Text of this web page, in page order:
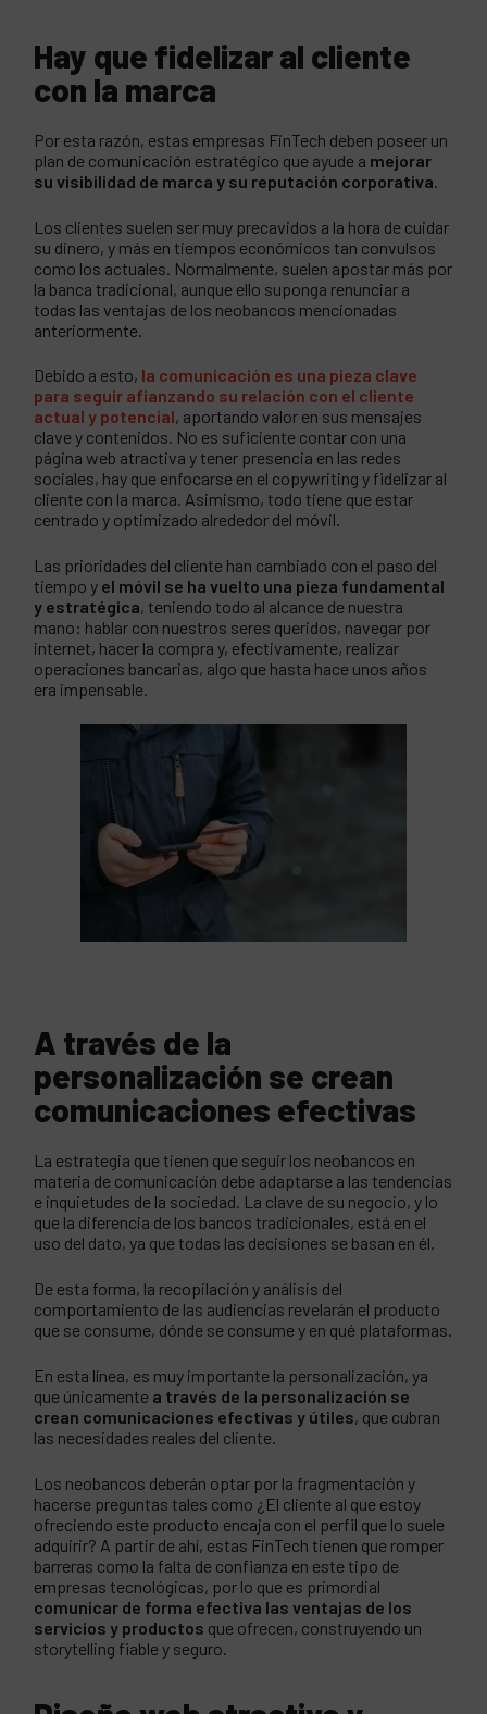
Hay que fidelizar al cliente
con la marca
Por esta razón, estas empresas FinTech deben poseer un
plan de comunicación estratégico que ayude a mejorar
su visibilidad de marca y su reputación corporativa.
Los clientes suelen ser muy precavidos a la hora de cuidar
su dinero, y más en tiempos económicos tan convulsos
como los actuales. Normalmente, suelen apostar más por
la banca tradicional, aunque ello suponga renunciar a
todas las ventajas de los neobancos mencionadas
anteriormente.
Debido a esto, la comunicación es una pieza clave
para seguir afianzando su relación con el cliente
actual y potencial, aportando valor en sus mensajes
clave y contenidos. No es suficiente contar con una
página web atractiva y tener presencia en las redes
sociales, hay que enfocarse en el copywriting y fidelizar al
cliente con la marca. Asimismo, todo tiene que estar
centrado y optimizado alrededor del móvil.
Las prioridades del cliente han cambiado con el paso del
tiempo y el móvil se ha vuelto una pieza fundamental
y estratégica, teniendo todo al alcance de nuestra
mano: hablar con nuestros seres queridos, navegar por
internet, hacer la compra y, efectivamente, realizar
operaciones bancarias, algo que hasta hace unos años
era impensable.
A través de la
personalización se crean
comunicaciones efectivas
La estrategia que tienen que seguir los neobancos en
materia de comunicación debe adaptarse a las tendencias
e inquietudes de la sociedad. La clave de su negocio, y lo
que la diferencia de los bancos tradicionales, está en el
uso del dato, ya que todas las decisiones se basan en él.
De esta forma, la recopilación y análisis del
comportamiento de las audiencias revelarán el producto
que se consume, dónde se consume y en qué plataformas.
En esta línea, es muy importante la personalización, ya
que únicamente a través de la personalización se
crean comunicaciones efectivas y útiles, que cubran
las necesidades reales del cliente.
Los neobancos deberán optar por la fragmentación y
hacerse preguntas tales como ¿El cliente al que estoy
ofreciendo este producto encaja con el perfil que lo suele
adquirir? A partir de ahí, estas FinTech tienen que romper
barreras como la falta de confianza en este tipo de
empresas tecnológicas, por lo que es primordial
comunicar de forma efectiva las ventajas de los
servicios y productos que ofrecen, construyendo un
storytelling fiable y seguro.